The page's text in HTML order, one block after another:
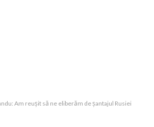
Am reușit să ne eliberăm de șantajul Rusiei